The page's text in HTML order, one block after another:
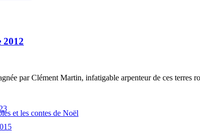
et les contes de Noël
2012
par Clément Martin, infatigable arpenteur de ces terres